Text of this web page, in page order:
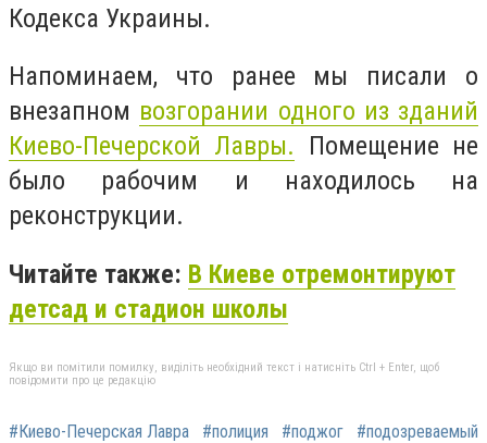
Кодекса Украины.
Напоминаем, что ранее мы писали о
внезапном возгорании одного из зданий
Киево-Печерской Лавры. Помещение не
было рабочим и находилось на
реконструкции.
Читайте также: В Киеве отремонтируют
детсад и стадион школы
Якщо ви помітили помилку, виділіть необхідний текст і натисніть Ctrl + Enter, щоб
повідомити про це редакцію
#Киево-Печерская Лавра #полиция #поджог #подозреваемый